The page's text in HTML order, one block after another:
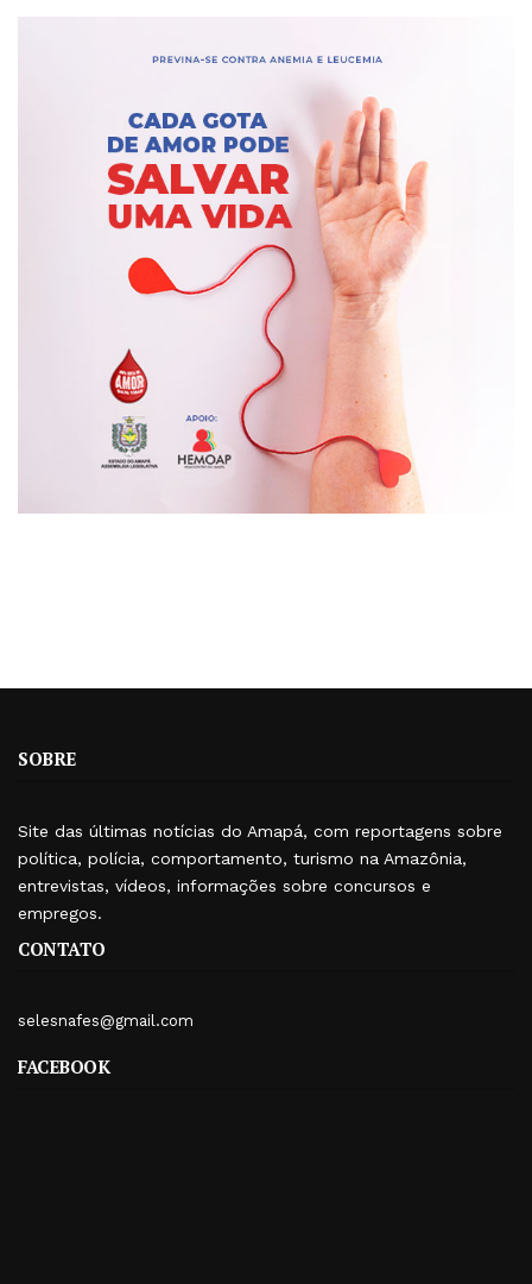
SOBRE
Site das últimas notícias do Amapá, com reportagens sobre
política, polícia, comportamento, turismo na Amazônia,
entrevistas, vídeos, informações sobre concursos e
empregos.
CONTATO
selesnafes@gmail.com
FACEBOOK